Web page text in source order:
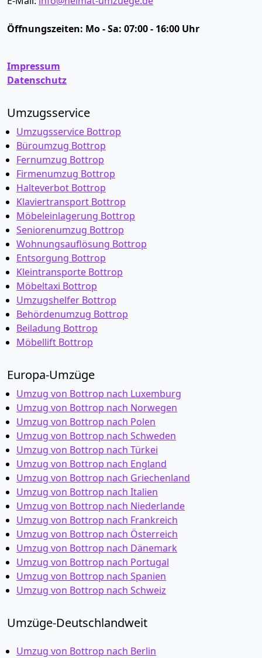
Öffnungszeiten: Mo - Sa: 07:00 - 16:00 Uhr
Impressum
Datenschutz
Umzugsservice
Umzugsservice Bottrop
Büroumzug Bottrop
Fernumzug Bottrop
Firmenumzug Bottrop
Halteverbot Bottrop
Klaviertransport Bottrop
Möbeleinlagerung Bottrop
Seniorenumzug Bottrop
Wohnungsauflösung Bottrop
Entsorgung Bottrop
Kleintransporte Bottrop
Möbeltaxi Bottrop
Umzugshelfer Bottrop
Behördenumzug Bottrop
Beiladung Bottrop
Möbellift Bottrop
Europa-Umzüge
Umzug von Bottrop nach Luxemburg
Umzug von Bottrop nach Norwegen
Umzug von Bottrop nach Polen
Umzug von Bottrop nach Schweden
Umzug von Bottrop nach Türkei
Umzug von Bottrop nach England
Umzug von Bottrop nach Griechenland
Umzug von Bottrop nach Italien
Umzug von Bottrop nach Niederlande
Umzug von Bottrop nach Frankreich
Umzug von Bottrop nach Österreich
Umzug von Bottrop nach Dänemark
Umzug von Bottrop nach Portugal
Umzug von Bottrop nach Spanien
Umzug von Bottrop nach Schweiz
Umzüge-Deutschlandweit
Umzug von Bottrop nach Berlin